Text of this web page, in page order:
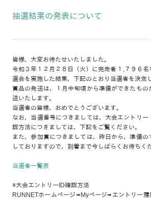
抽選結果の発表について
皆様，大変お待たせいたしました。
令和３年１２月２８日（火）に完走者１,７９６
選会を実施した結果，下記のとおり当選者を決定
賞品の発送は，１月中旬頃から準備ができたも
送いたします。
当選者の皆様，おめでとうございます。
なお，当選番号につきましては，大会エントリ
認方法につきましては，下記をご覧ください。
また，参加賞につきましては，昨日から，準備
しておりますので，到着まで今しばらくお待ちく
当選者一覧表
※大会エントリーID確認方法
RUNNETホームページ⇒Myページ⇒エントリー